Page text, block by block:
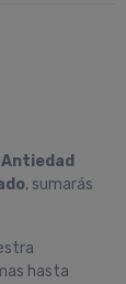
, sumarás
hasta